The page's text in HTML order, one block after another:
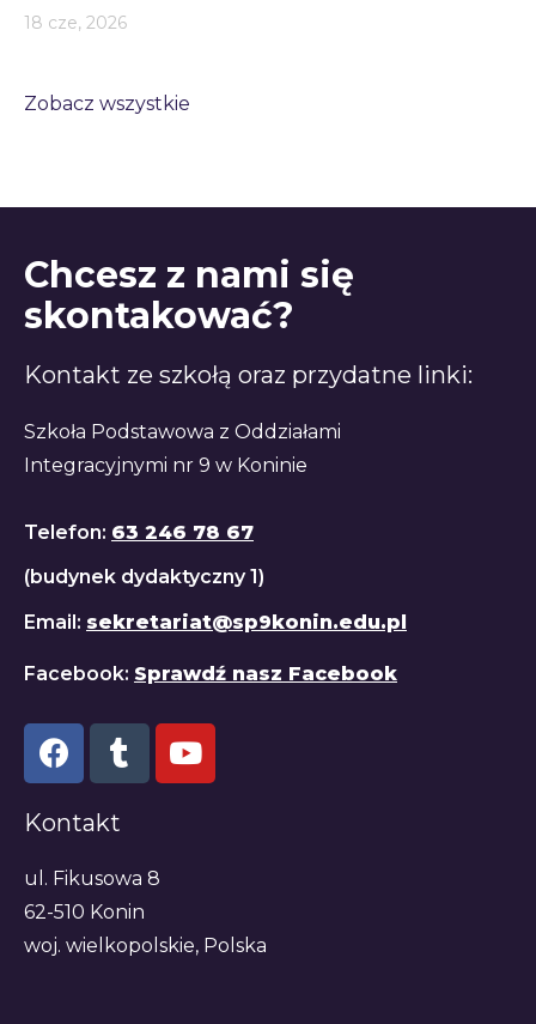
18 cze, 2026
Zobacz wszystkie
Chcesz z nami się
skontakować?
Kontakt ze szkołą oraz przydatne linki:
Szkoła Podstawowa z Oddziałami
Integracyjnymi nr 9 w Koninie
Telefon: 63 246 78 67
(budynek dydaktyczny 1)
Email: sekretariat@sp9konin.edu.pl
Facebook: Sprawdź nasz Facebook
Kontakt
ul. Fikusowa 8
62-510 Konin
woj. wielkopolskie, Polska